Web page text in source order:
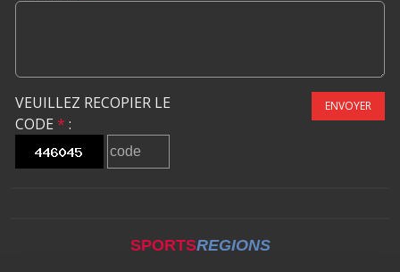
VEUILLEZ RECOPIER LE
CODE * :
ENVOYER
SPORTSREGIONS